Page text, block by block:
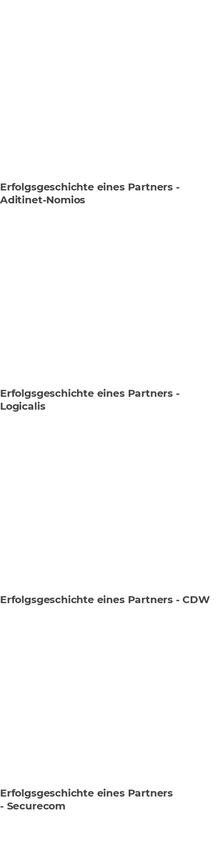
Erfolgsgeschichte eines Partners -
Aditinet-Nomios
Erfolgsgeschichte eines Partners -
Logicalis
Erfolgsgeschichte eines Partners - CDW
Erfolgsgeschichte eines Partners
- Securecom